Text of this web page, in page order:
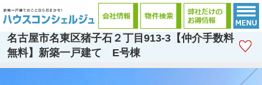
名古屋市名東区猪子石２丁目913-3【仲介手数料
無料】新築一戸建て E号棟